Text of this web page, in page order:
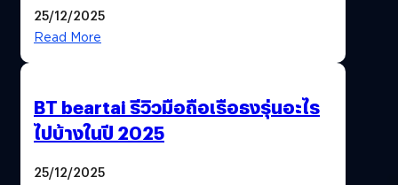
25/12/2025
Read More
BT beartai รีวิวมือถือเรือธงรุ่นอะไร
ไปบ้างในปี 2025
25/12/2025